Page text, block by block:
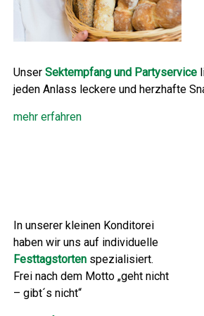
Unser Sektempfang und Partyservice
jeden Anlass leckere und herzhafte
mehr erfahren
In unserer kleinen Konditorei
haben wir uns auf individuelle
Festtagstorten spezialisiert.
Frei nach dem Motto „geht nicht
– gibt´s nicht“